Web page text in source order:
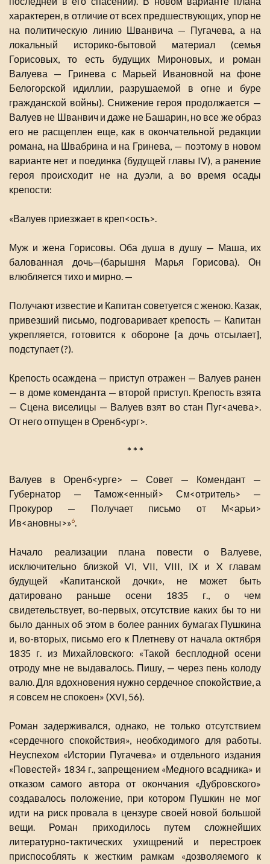
характерен, в отличие от всех предшествующих, упор не
на политическую линию Шванвича — Пугачева, а на
локальный историко-бытовой материал (семья
Горисовых, то есть будущих Мироновых, и роман
Валуева — Гринева с Марьей Ивановной на фоне
Белогорской идиллии, разрушаемой в огне и буре
гражданской войны). Снижение героя продолжается —
Валуев не Шванвич и даже не Башарин, но все же образ
его не расщеплен еще, как в окончательной редакции
романа, на Швабрина и на Гринева, — поэтому в новом
варианте нет и поединка (будущей главы IV), а ранение
героя происходит не на дуэли, а во время осады
крепости:
«Валуев приезжает в креп<ость>.
Муж и жена Горисовы. Оба душа в душу — Маша, их
балованная дочь—(барышня Марья Горисова). Он
влюбляется тихо и мирно. —
Получают известие и Капитан советуется с женою. Казак,
привезший письмо, подговаривает крепость — Капитан
укрепляется, готовится к обороне [а дочь отсылает],
подступает (?).
Крепость осаждена — приступ отражен — Валуев ранен
— в доме коменданта — второй приступ. Крепость взята
— Сцена виселицы — Валуев взят во стан Пуг<ачева>.
От него отпущен в Оренб<ург>.
* * *
Валуев в Оренб<урге> — Совет — Комендант —
Губернатор — Тамож<енный> См<отритель> —
Прокурор — Получает письмо от М<арьи>
Ив<ановны>»6.
Начало реализации плана повести о Валуеве,
исключительно близкой VI, VII, VIII, IX и X главам
будущей «Капитанской дочки», не может быть
датировано раньше осени 1835 г., о чем
свидетельствует, во-первых, отсутствие каких бы то ни
было данных об этом в более ранних бумагах Пушкина
и, во-вторых, письмо его к Плетневу от начала октября
1835 г. из Михайловского: «Такой бесплодной осени
отроду мне не выдавалось. Пишу, — через пень колоду
валю. Для вдохновения нужно сердечное спокойствие, а
я совсем не спокоен» (XVI, 56).
Роман задерживался, однако, не только отсутствием
«сердечного спокойствия», необходимого для работы.
Неуспехом «Истории Пугачева» и отдельного издания
«Повестей» 1834 г., запрещением «Медного всадника» и
отказом самого автора от окончания «Дубровского»
создавалось положение, при котором Пушкин не мог
идти на риск провала в цензуре своей новой большой
вещи. Роман приходилось путем сложнейших
литературно-тактических ухищрений и перестроек
приспособлять к жестким рамкам «дозволяемого к